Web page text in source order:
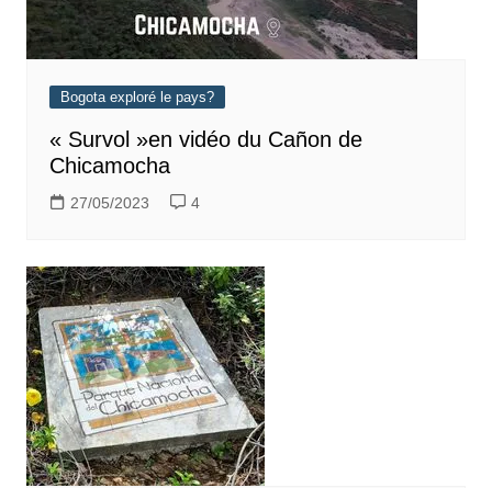
Bogota exploré le pays?
« Survol »en vidéo du Cañon de
Chicamocha
27/05/2023 4